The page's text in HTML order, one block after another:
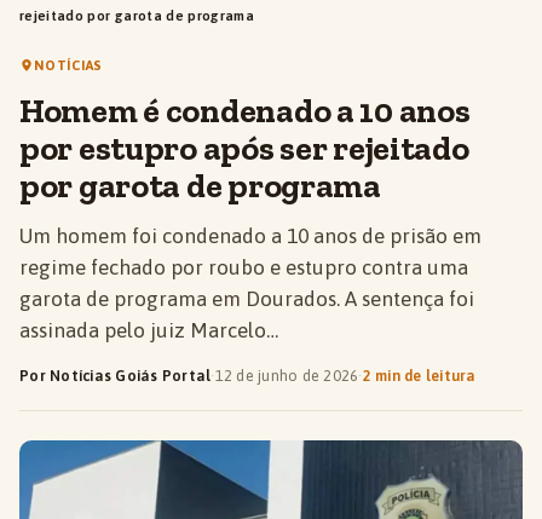
rejeitado por garota de programa
NOTÍCIAS
Homem é condenado a 10 anos
por estupro após ser rejeitado
por garota de programa
Um homem foi condenado a 10 anos de prisão em
regime fechado por roubo e estupro contra uma
garota de programa em Dourados. A sentença foi
assinada pelo juiz Marcelo…
Por Notícias Goiás Portal·12 de junho de 2026·2 min de leitura